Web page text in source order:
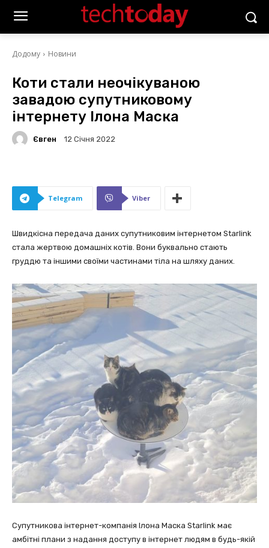
Додому Новини
Коти стали неочікуваною
завадою супутниковому
інтернету Ілона Маска
Євген 12 Січня 2022
Telegram Viber
Швидкісна передача даних супутниковим інтернетом Starlink
стала жертвою домашніх котів. Вони буквально стають
груддю та іншими своїми частинами тіла на шляху даних.
Супутникова інтернет-компанія Ілона Маска Starlink має
амбітні плани з надання доступу в інтернет людям в будь-якій